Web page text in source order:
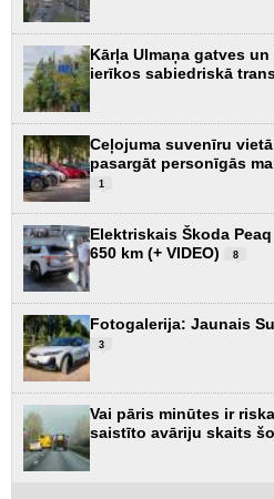
Kārļa Ulmaņa gatves
ierīkos sabiedriskā
Ceļojuma suvenīru
pasargāt personīgās
1
Elektriskais Škoda
650 km (+ VIDEO)
8
Fotogalerija: Jaunais
3
Vai pāris minūtes ir
saistīto avāriju skaits